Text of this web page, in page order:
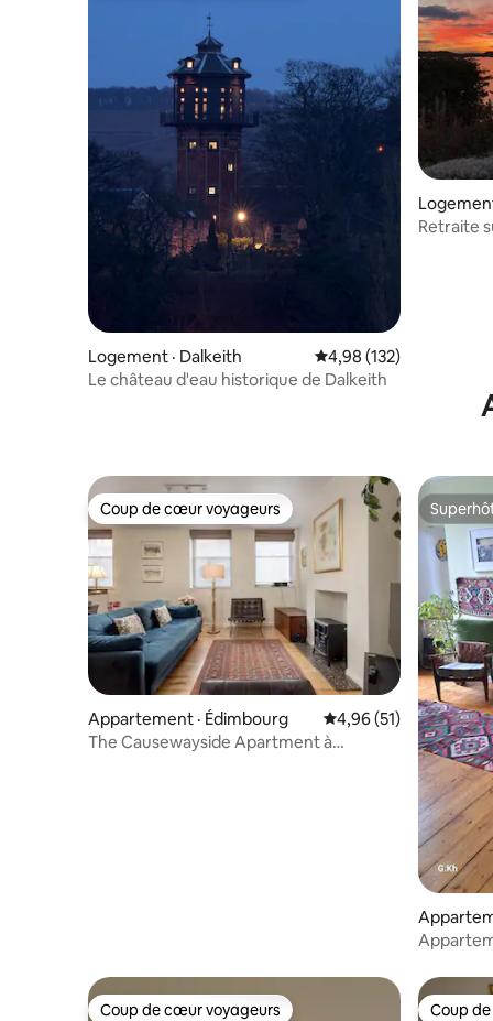
Logement · Dalkeith Note moyenne de 4,98
4,98 (132)
Le château d'eau historique de Dalkeith
Retraite
Coup de cœur voyageurs
Coup de cœur voyageurs
Appartement · Édimbourg Note moyenne de
4,96 (51)
The Causewayside Apartment à
Coup de cœur voyageurs Coup